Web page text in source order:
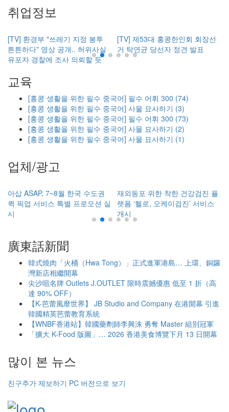
취업정보
[TV] 환경부 "쓰레기 지정 봉투
튼튼하다" 영상 공개.. 허위사실
유포자 경찰에 조사 의뢰할 듯
[TV] 제53대 홍콩한인회 회장선
거 탁연균 당선자 정견 발표
교육
[홍콩 생활을 위한 필수 중국어] 필수 어휘 300 (74)
[홍콩 생활을 위한 필수 중국어] 사물 묘사하기 (3)
[홍콩 생활을 위한 필수 중국어] 필수 어휘 300 (73)
[홍콩 생활을 위한 필수 중국어] 사물 묘사하기 (2)
[홍콩 생활을 위한 필수 중국어] 사물 묘사하기 (1)
업체/광고
아삽 ASAP, 7~8월 한국 수도권
퀵 픽업 서비스 특별 프로모션 실
시
재외동포 위한 착한 건강검진 플
랫폼 ‘헬로, 오케이검진’ 서비스
개시
廣東話新聞
韓式燒肉「火桶（Hwa Tong）」正式進軍港島… 上環、銅鑼
灣新店相繼開幕
尖沙咀名牌 Outlets J.OUTLET 限時震撼優惠 低至 1 折（高
達 90% OFF）
【K-芭蕾風靡世界】 JB Studio and Company 在港開幕 引進
韓國精英芭蕾教育系統
【WNBF香港站】韓國藥劑師李興洙 勇奪 Master 組別冠軍
「擴大 K-Food 版圖」… 2026 香港美食博覽下月 13 日開幕
많이 본 뉴스
친구추가 제보하기 PC 버전으로 보기